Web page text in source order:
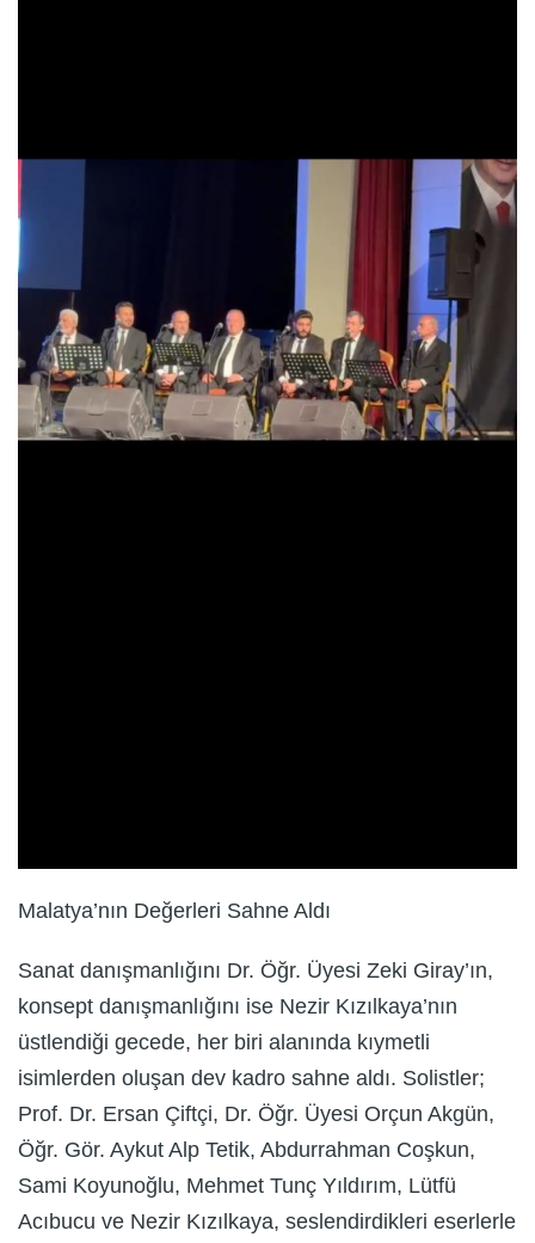
Malatya’nın Değerleri Sahne Aldı
Sanat danışmanlığını Dr. Öğr. Üyesi Zeki Giray’ın,
konsept danışmanlığını ise Nezir Kızılkaya’nın
üstlendiği gecede, her biri alanında kıymetli
isimlerden oluşan dev kadro sahne aldı. Solistler;
Prof. Dr. Ersan Çiftçi, Dr. Öğr. Üyesi Orçun Akgün,
Öğr. Gör. Aykut Alp Tetik, Abdurrahman Coşkun,
Sami Koyunoğlu, Mehmet Tunç Yıldırım, Lütfü
Acıbucu ve Nezir Kızılkaya, seslendirdikleri eserlerle